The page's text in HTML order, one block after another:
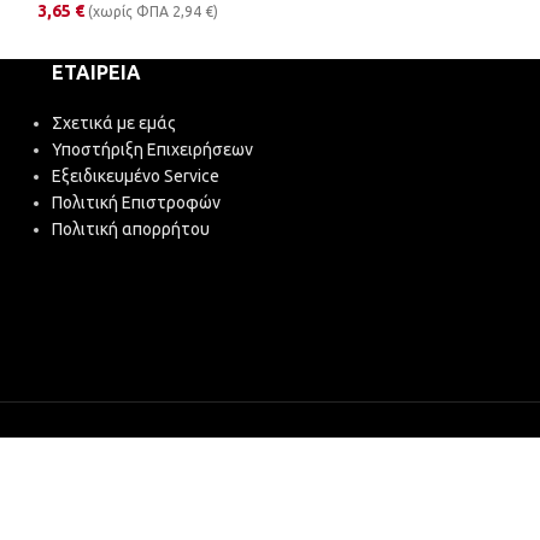
3,65 € (χωρίς ΦΠΑ 2,94 €)
ΕΤΑΙΡΕΊΑ
Σχετικά με εμάς
Υποστήριξη Επιχειρήσεων
Εξειδικευμένο Service
Πολιτική Επιστροφών
Πολιτική απορρήτου